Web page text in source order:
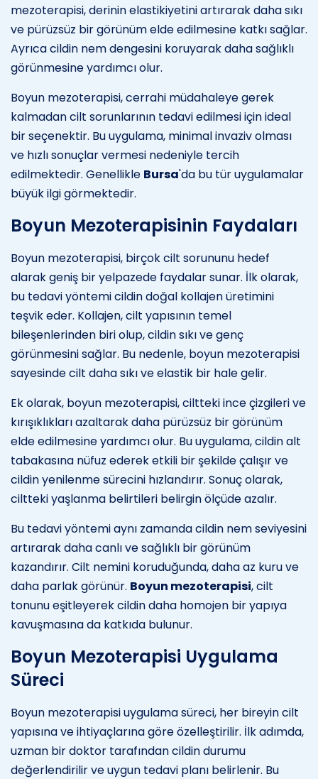
mezoterapisi, derinin elastikiyetini artırarak daha sıkı
ve pürüzsüz bir görünüm elde edilmesine katkı sağlar.
Ayrıca cildin nem dengesini koruyarak daha sağlıklı
görünmesine yardımcı olur.
Boyun mezoterapisi, cerrahi müdahaleye gerek
kalmadan cilt sorunlarının tedavi edilmesi için ideal
bir seçenektir. Bu uygulama, minimal invaziv olması
ve hızlı sonuçlar vermesi nedeniyle tercih
edilmektedir. Genellikle Bursa'da bu tür uygulamalar
büyük ilgi görmektedir.
Boyun Mezoterapisinin Faydaları
Boyun mezoterapisi, birçok cilt sorununu hedef
alarak geniş bir yelpazede faydalar sunar. İlk olarak,
bu tedavi yöntemi cildin doğal kollajen üretimini
teşvik eder. Kollajen, cilt yapısının temel
bileşenlerinden biri olup, cildin sıkı ve genç
görünmesini sağlar. Bu nedenle, boyun mezoterapisi
sayesinde cilt daha sıkı ve elastik bir hale gelir.
Ek olarak, boyun mezoterapisi, ciltteki ince çizgileri ve
kırışıklıkları azaltarak daha pürüzsüz bir görünüm
elde edilmesine yardımcı olur. Bu uygulama, cildin alt
tabakasına nüfuz ederek etkili bir şekilde çalışır ve
cildin yenilenme sürecini hızlandırır. Sonuç olarak,
ciltteki yaşlanma belirtileri belirgin ölçüde azalır.
Bu tedavi yöntemi aynı zamanda cildin nem seviyesini
artırarak daha canlı ve sağlıklı bir görünüm
kazandırır. Cilt nemini koruduğunda, daha az kuru ve
daha parlak görünür. Boyun mezoterapisi, cilt
tonunu eşitleyerek cildin daha homojen bir yapıya
kavuşmasına da katkıda bulunur.
Boyun Mezoterapisi Uygulama
Süreci
Boyun mezoterapisi uygulama süreci, her bireyin cilt
yapısına ve ihtiyaçlarına göre özelleştirilir. İlk adımda,
uzman bir doktor tarafından cildin durumu
değerlendirilir ve uygun tedavi planı belirlenir. Bu